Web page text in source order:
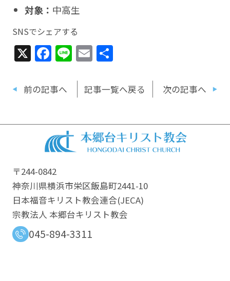
対象： 中高生
SNSでシェアする
X Facebook
LineEmail
共
前の記事へ 記事一覧へ戻る 次の記事へ
〒244-0842
神奈川県横浜市栄区飯島町2441-10
日本福音キリスト教会連合​(JECA)
宗教法人 本郷台キリスト教会
045-894-3311